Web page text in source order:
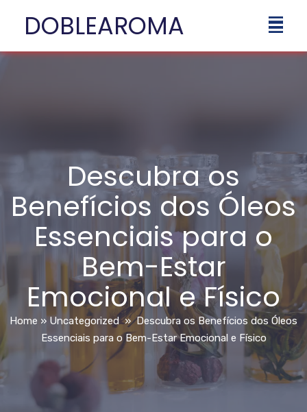
DOBLEAROMA
Descubra os
Benefícios dos Óleos
Essenciais para o
Bem-Estar
Emocional e Físico
Home »Uncategorized » Descubra os Benefícios dos Óleos
Essenciais para o Bem-Estar Emocional e Físico